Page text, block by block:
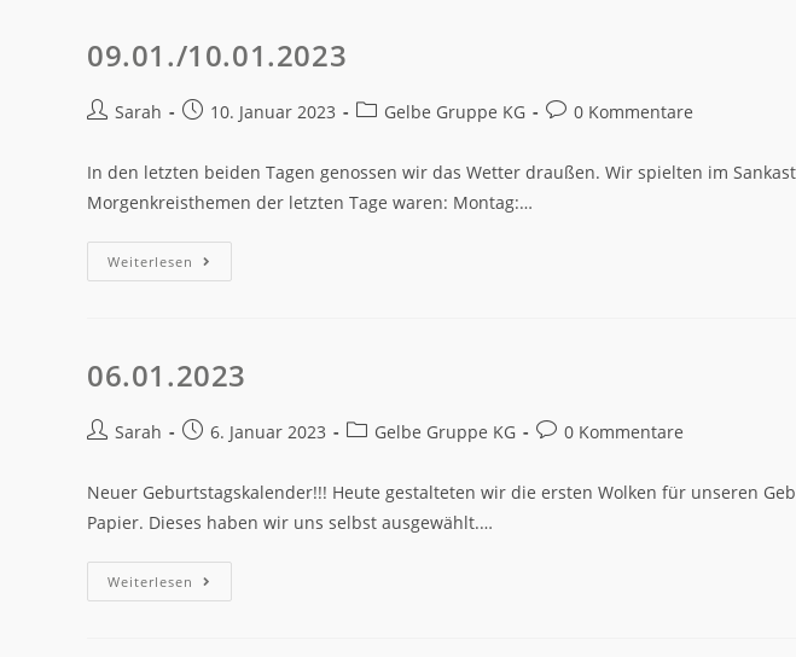
09.01./10.01.2023
Sarah 10. Januar 2023 Gelbe Gruppe KG 0 Kommentare
In den letzten beiden Tagen genossen wir das Wetter draußen. Wir spielten im
Morgenkreisthemen der letzten Tage waren: Montag:…
Weiterlesen
06.01.2023
Sarah 6. Januar 2023 Gelbe Gruppe KG 0 Kommentare
Neuer Geburtstagskalender!!! Heute gestalteten wir die ersten Wolken für unseren
Papier. Dieses haben wir uns selbst ausgewählt.…
Weiterlesen